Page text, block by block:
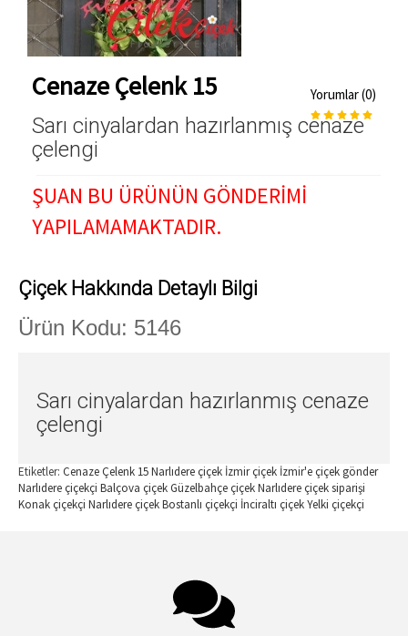
Cenaze Çelenk 15 Yorumlar (0)
Sarı cinyalardan hazırlanmış cenaze
çelengi
ŞUAN BU ÜRÜNÜN GÖNDERİMİ
YAPILAMAMAKTADIR.
Çiçek Hakkında Detaylı Bilgi
Ürün Kodu: 5146
Sarı cinyalardan hazırlanmış cenaze
çelengi
Etiketler: Cenaze Çelenk 15 Narlıdere çiçek İzmir çiçek İzmir'e çiçek gönder
Narlıdere çiçekçi Balçova çiçekGüzelbahçe çiçekNarlıdere çiçek siparişi
Konak çiçekçi Narlıdere çiçekBostanlı çiçekçi İnciraltı çiçekYelki çiçekçi